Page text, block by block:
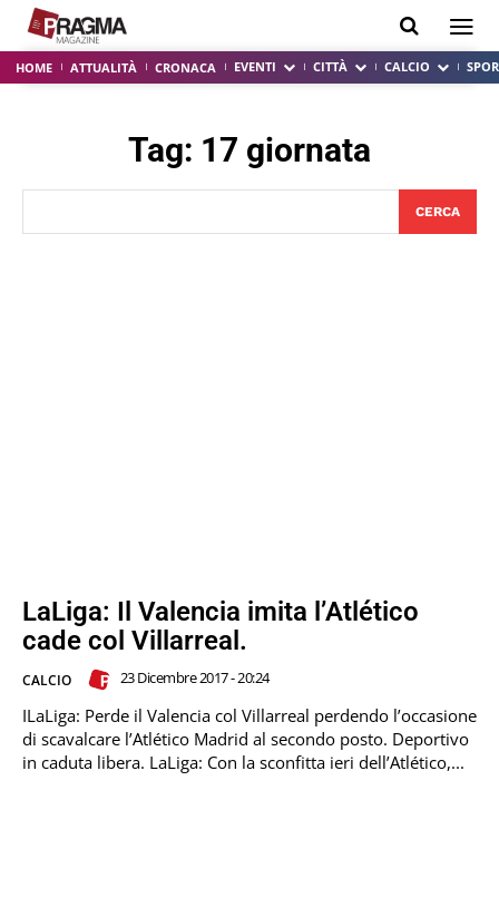
HOME ATTUALITÀ CRONACA EVENTI CITTÀ CALCIO
Tag: 17 giornata
CERCA
LaLiga: Il Valencia imita l’Atlético
cade col Villarreal.
CALCIO 23 Dicembre 2017 - 20:24
ILaLiga: Perde il Valencia col Villarreal perdendo l’occasione
di scavalcare l’Atlético Madrid al secondo posto. Deportivo
in caduta libera. LaLiga: Con la sconfitta ieri dell’Atlético,...